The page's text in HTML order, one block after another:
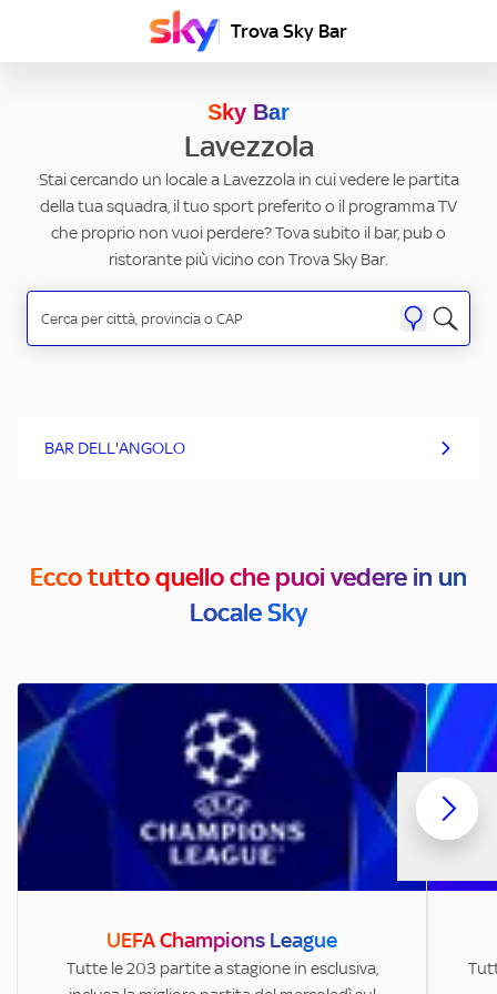
Trova Sky Bar
Sky Bar
Lavezzola
Stai cercando un locale a Lavezzola in cui vedere le partita
della tua squadra, il tuo sport preferito o il programma TV
che proprio non vuoi perdere? Tova subito il bar, pub o
ristorante più vicino con Trova Sky Bar.
BAR DELL'ANGOLO
Ecco tutto quello che puoi vedere in un
Locale Sky
UEFA Champions League
Tutte le 203 partite a stagione in esclusiva,